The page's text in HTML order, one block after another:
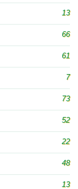
13
66
61
7
73
52
22
48
13